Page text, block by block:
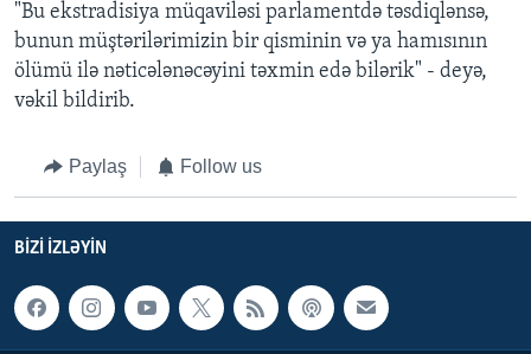
"Bu ekstradisiya müqaviləsi parlamentdə təsdiqlənsə,
bunun müştərilərimizin bir qisminin və ya hamısının
ölümü ilə nəticələnəcəyini təxmin edə bilərik" - deyə,
vəkil bildirib.
Paylaş Follow us
BIZI IZLƏYIN